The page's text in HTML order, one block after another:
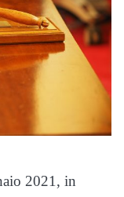
2021, in